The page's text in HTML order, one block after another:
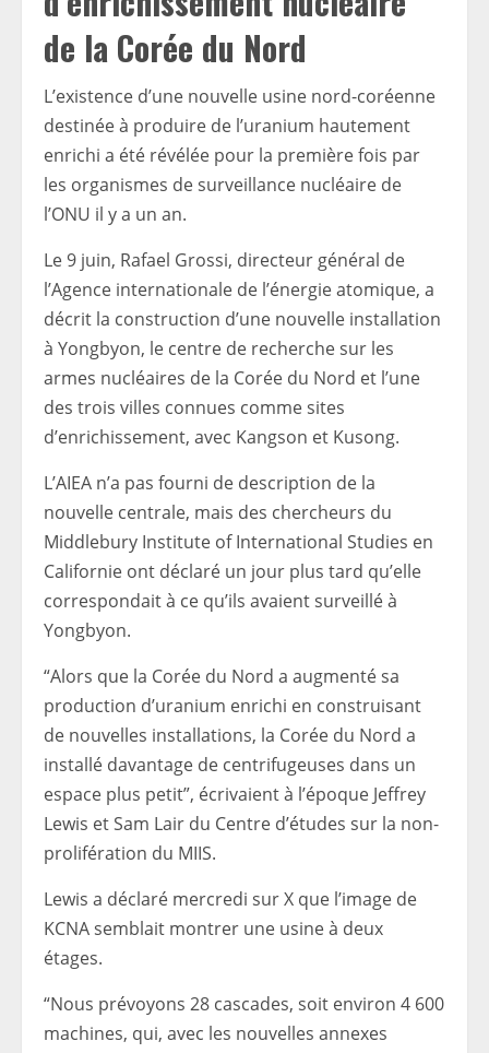
de la Corée du Nord
L’existence d’une nouvelle usine nord-coréenne
destinée à produire de l’uranium hautement
enrichi a été révélée pour la première fois par
les organismes de surveillance nucléaire de
l’ONU il y a un an.
Le 9 juin, Rafael Grossi, directeur général de
l’Agence internationale de l’énergie atomique, a
décrit la construction d’une nouvelle installation
à Yongbyon, le centre de recherche sur les
armes nucléaires de la Corée du Nord et l’une
des trois villes connues comme sites
d’enrichissement, avec Kangson et Kusong.
L’AIEA n’a pas fourni de description de la
nouvelle centrale, mais des chercheurs du
Middlebury Institute of International Studies en
Californie ont déclaré un jour plus tard qu’elle
correspondait à ce qu’ils avaient surveillé à
Yongbyon.
“Alors que la Corée du Nord a augmenté sa
production d’uranium enrichi en construisant
de nouvelles installations, la Corée du Nord a
installé davantage de centrifugeuses dans un
espace plus petit”, écrivaient à l’époque Jeffrey
Lewis et Sam Lair du Centre d’études sur la non-
prolifération du MIIS.
Lewis a déclaré mercredi sur X que l’image de
KCNA semblait montrer une usine à deux
étages.
“Nous prévoyons 28 cascades, soit environ 4 600
machines, qui, avec les nouvelles annexes